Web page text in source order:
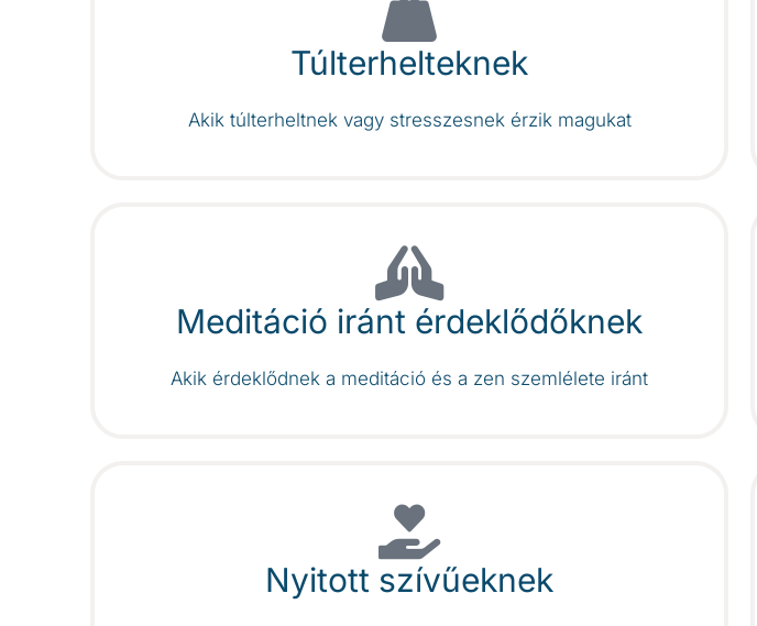
Túlterhelteknek
Akik túlterheltnek vagy stresszesnek érzik magukat
Meditáció iránt érdeklődőknek
Akik érdeklődnek a meditáció és a zen szemlélete iránt
Nyitott szívűeknek